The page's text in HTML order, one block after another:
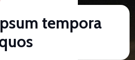
tempora